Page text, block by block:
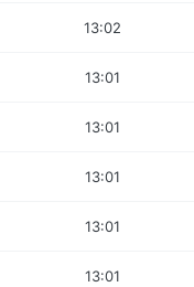
13:02
13:01
13:01
13:01
13:01
13:01